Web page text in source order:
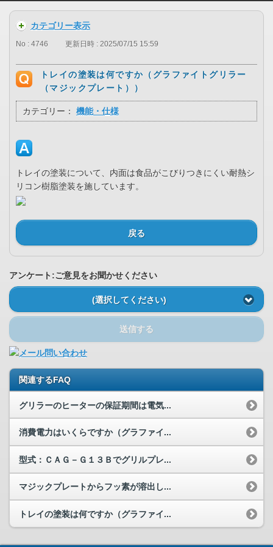
カテゴリー表示
No : 4746 更新日時 : 2025/07/15 15:59
トレイの塗装は何ですか（グラファイトグリラー
（マジックプレート））
カテゴリー： 機能・仕様
トレイの塗装について、内面は食品がこびりつきにくい耐熱シ
リコン樹脂塗装を施しています。
戻る
アンケート:ご意見をお聞かせください
(選択してください)
送信する
関連するFAQ
グリラーのヒーターの保証期間は電気...
消費電力はいくらですか（グラファイ...
型式：ＣＡＧ－Ｇ１３Ｂでグリルプレ...
マジックプレートからフッ素が溶出し...
トレイの塗装は何ですか（グラファイ...